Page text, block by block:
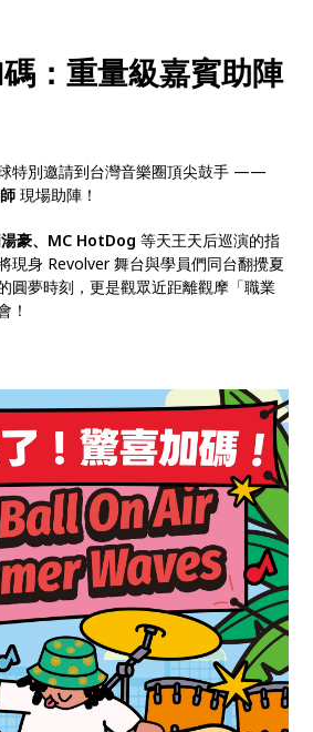
：重量級嘉賓助陣
特別邀請到台灣音樂圈頂尖鼓手 ——
現場助陣！
豪、MC HotDog 等天王天后巡演的指
現身 Revolver 舞台與學員們同台翻攪夏
圓夢時刻，更是觀眾近距離觀摩「職業
！